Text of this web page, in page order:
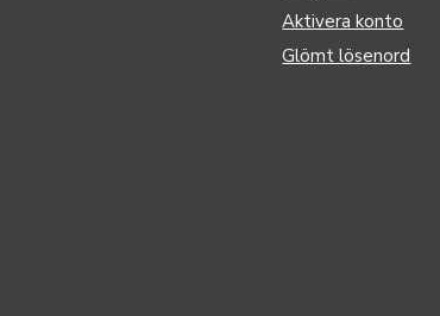
Aktivera konto
Glömt lösenord